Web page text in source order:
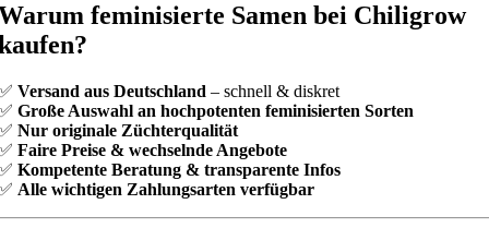
feminisierte Samen bei Chiligrow
Versand aus Deutschland – schnell & diskret
Große Auswahl an hochpotenten feminisierten Sorten
Nur originale Züchterqualität
Faire Preise & wechselnde Angebote
Kompetente Beratung & transparente Infos
Alle wichtigen Zahlungsarten verfügbar